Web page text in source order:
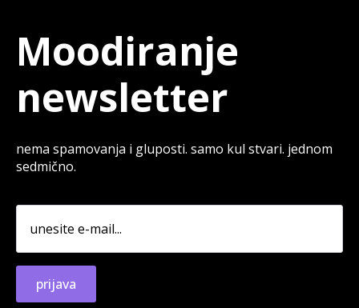
Moodiranje
newsletter
nema spamovanja i gluposti. samo kul stvari. jednom
sedmično.
prijava